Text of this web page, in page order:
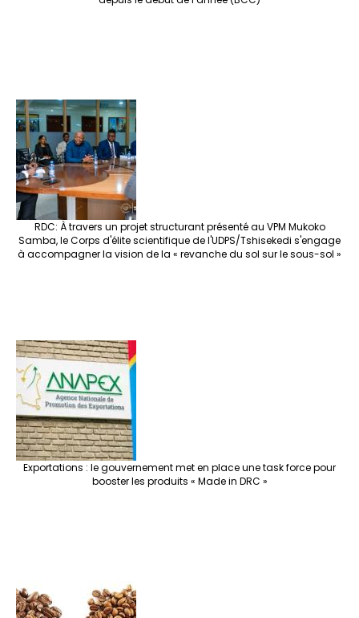
RDC: À travers un projet structurant présenté au VPM Mukoko
Samba, le Corps d'élite scientifique de l'UDPS/Tshisekedi s'engage
à accompagner la vision de la « revanche du sol sur le sous-sol »
Exportations : le gouvernement met en place une task force pour
booster les produits « Made in DRC »